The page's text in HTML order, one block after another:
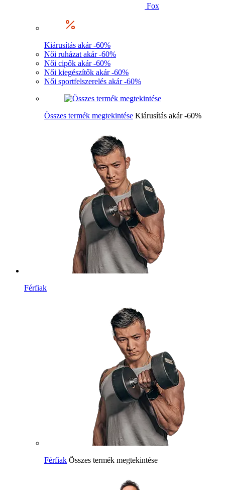
Fox
Kiárusítás akár -60%
Női ruházat akár -60%
Női cipők akár -60%
Női kiegészítők akár -60%
Női sportfelszerelés akár -60%
Összes termék megtekintése Kiárusítás akár -60%
Férfiak
Férfiak Összes termék megtekintése